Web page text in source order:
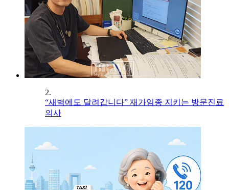
2.
“새벽에도 달려갑니다” 재가임종 지키는 방문진료
의사